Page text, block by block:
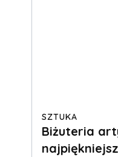
SZTUKA
Biżuteria